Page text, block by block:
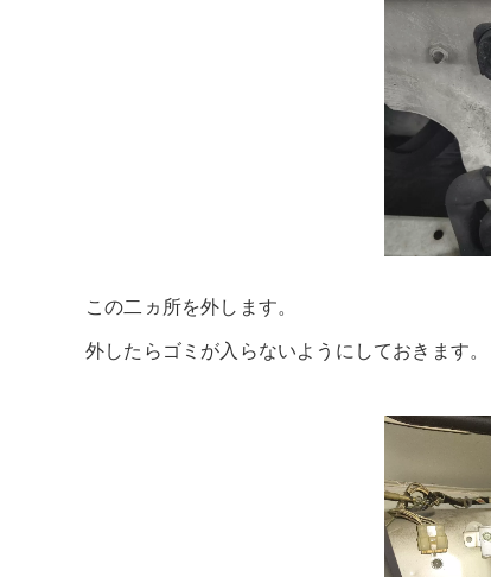
この二ヵ所を外します。
外したらゴミが入らないようにしておきます。